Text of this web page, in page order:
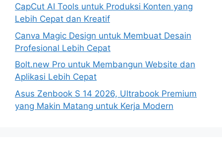
CapCut AI Tools untuk Produksi Konten yang
Lebih Cepat dan Kreatif
Canva Magic Design untuk Membuat Desain
Profesional Lebih Cepat
Bolt.new Pro untuk Membangun Website dan
Aplikasi Lebih Cepat
Asus Zenbook S 14 2026, Ultrabook Premium
yang Makin Matang untuk Kerja Modern